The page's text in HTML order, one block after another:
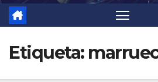
Etiqueta: